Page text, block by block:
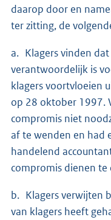
daarop door en
ter zitting, de
a. Klagers vinden
verantwoordelijk is
klagers voortvloeien
op 28 oktober 1997.
compromis niet
af te wenden en had
handelend
compromis dienen
b. Klagers verwijten
van klagers heeft